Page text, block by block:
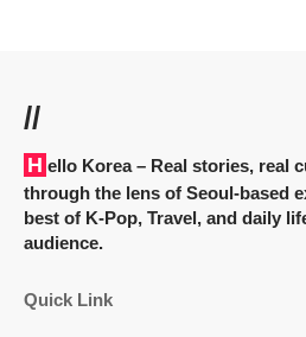
//
Hello Korea– Real stories, real
through the lens of Seoul-based
best of K-Pop, Travel, and daily
audience.
Quick Link